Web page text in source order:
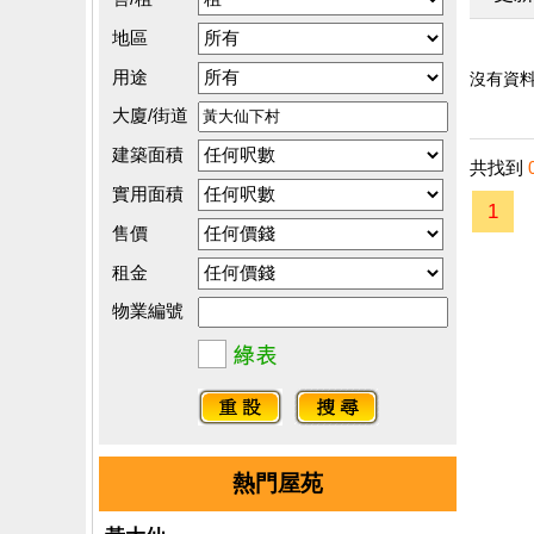
地區
用途
大廈/街道
建築面積
實用面積
售價
租金
物業編號
熱門屋苑
沒有資料
共找到
1